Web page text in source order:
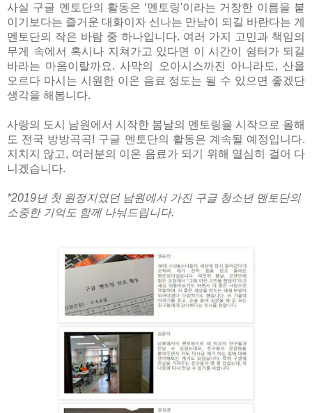
사실 구글 멘토단의 활동은 ‘멘토링'이라는 거창한 이름을 붙
이기보다는 즐거운 대화이자 신나는 만남이 되길 바란다는 게
멘토단의 작은 바람 중 하나입니다. 여러 가지 고민과 책임의
무게 속에서 혹시나 지쳐가고 있다면 이 시간이 쉼터가 되길
바라는 마음이랄까요. 사막의 오아시스까진 아니라도, 산을
오르다 마시는 시원한 이온 음료 정도는 될 수 있으면 좋겠단
생각을 해봅니다.
사랑의 도시 남원에서 시작한 봄날의 멘토링을 시작으로 올해
도 전국 방방곡곡! 구글 멘토단의 활동은 계속될 예정입니다.
지치지 않고, 여러분의 이온 음료가 되기 위해 열심히 걸어 다
니겠습니다.
*2019년 첫 원정지였던 남원에서 가진 구글 청소년 멘토단의
소중한 기억도 함께 나눠드립니다.